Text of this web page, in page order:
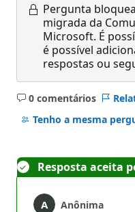
Pergunta
migrada da
Microsoft. É
é possível
respostas ou
0 comentários
Sem
comentários
Tenho a mesma
Resposta aceita
Anônima